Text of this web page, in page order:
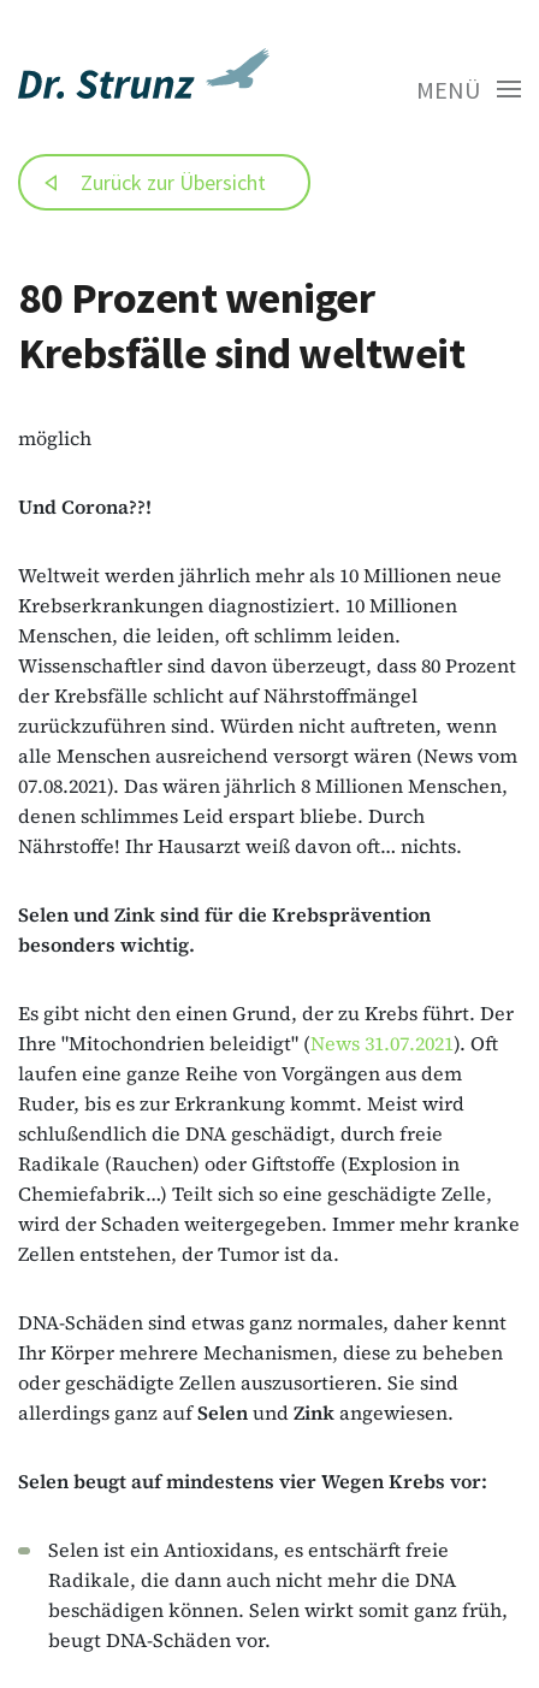
MENÜ
Zurück zur Übersicht
80 Prozent weniger
Krebsfälle sind weltweit
möglich
Und Corona??!
Weltweit werden jährlich mehr als 10 Millionen neue
Krebserkrankungen diagnostiziert. 10 Millionen
Menschen, die leiden, oft schlimm leiden.
Wissenschaftler sind davon überzeugt, dass 80 Prozent
der Krebsfälle schlicht auf Nährstoffmängel
zurückzuführen sind. Würden nicht auftreten, wenn
alle Menschen ausreichend versorgt wären (News vom
07.08.2021). Das wären jährlich 8 Millionen Menschen,
denen schlimmes Leid erspart bliebe. Durch
Nährstoffe! Ihr Hausarzt weiß davon oft… nichts.
Selen und Zink sind für die Krebsprävention
besonders wichtig.
Es gibt nicht den einen Grund, der zu Krebs führt. Der
Ihre "Mitochondrien beleidigt" (News 31.07.2021). Oft
laufen eine ganze Reihe von Vorgängen aus dem
Ruder, bis es zur Erkrankung kommt. Meist wird
schlußendlich die DNA geschädigt, durch freie
Radikale (Rauchen) oder Giftstoffe (Explosion in
Chemiefabrik…) Teilt sich so eine geschädigte Zelle,
wird der Schaden weitergegeben. Immer mehr kranke
Zellen entstehen, der Tumor ist da.
DNA-Schäden sind etwas ganz normales, daher kennt
Ihr Körper mehrere Mechanismen, diese zu beheben
oder geschädigte Zellen auszusortieren. Sie sind
allerdings ganz aufSelenundZinkangewiesen.
Selen beugt auf mindestens vier Wegen Krebs vor:
Selen ist ein Antioxidans, es entschärft freie
Radikale, die dann auch nicht mehr die DNA
beschädigen können. Selen wirkt somit ganz früh,
beugt DNA-Schäden vor.